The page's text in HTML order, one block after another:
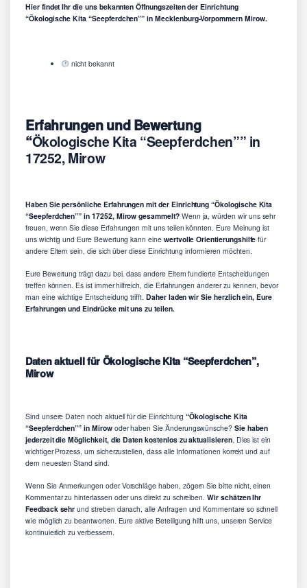
Hier findet Ihr die uns bekannten Öffnungszeiten der Einrichtung
“Ökologische Kita “Seepferdchen”” in Mecklenburg-Vorpommern Mirow.
nicht bekannt
Erfahrungen und Bewertung
“Ökologische Kita “Seepferdchen”” in
17252, Mirow
Haben Sie persönliche Erfahrungen mit der Einrichtung “Ökologische Kita
“Seepferdchen”” in 17252, Mirow gesammelt?Wenn ja, würden wir uns sehr
freuen, wenn Sie diese Erfahrungen mit uns teilen könnten. Eure Meinung ist
uns wichtig und Eure Bewertung kann eine wertvolle Orientierungshilfe für
andere Eltern sein, die sich über diese Einrichtung informieren möchten.
Eure Bewertung trägt dazu bei, dass andere Eltern fundierte Entscheidungen
treffen können. Es ist immer hilfreich, die Erfahrungen anderer zu kennen, bevor
man eine wichtige Entscheidung trifft. Daher laden wir Sie herzlich ein, Eure
Erfahrungen und Eindrücke mit uns zu teilen.
Daten aktuell für Ökologische Kita “Seepferdchen”,
Mirow
Sind unsere Daten noch aktuell für die Einrichtung“Ökologische Kita
“Seepferdchen”” in Mirowoder haben Sie Änderungswünsche? Sie haben
jederzeit die Möglichkeit, die Daten kostenlos zu aktualisieren. Dies ist ein
wichtiger Prozess, um sicherzustellen, dass alle Informationen korrekt und auf
dem neuesten Stand sind.
Wenn Sie Anmerkungen oder Vorschläge haben, zögern Sie bitte nicht, einen
Kommentar zu hinterlassen oder uns direkt zu schreiben.Wir schätzen Ihr
Feedback sehr und streben danach, alle Anfragen und Kommentare so schnell
wie möglich zu beantworten. Eure aktive Beteiligung hilft uns, unseren Service
kontinuierlich zu verbessern.